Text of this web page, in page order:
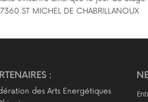
ST MICHEL DE CHABRILLANOUX
:
des Arts Energétiques